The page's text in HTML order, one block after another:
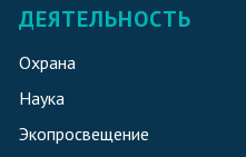
ДЕЯТЕЛЬНОСТЬ
Охрана
Наука
Экопросвещение